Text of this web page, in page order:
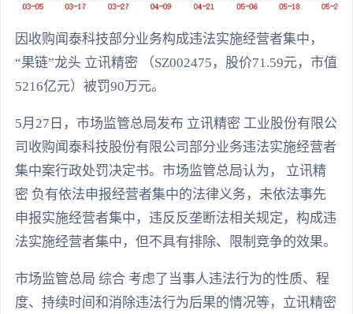
因收购闻泰科技部分业务构成违法实施经营者集中，
“果链”龙头 立讯精密 （SZ002475，股价71.59元，市值
5216亿元）被罚90万元。
5月27日，市场监管总局发布 立讯精密 工业股份有限公
司收购闻泰科技股份有限公司部分业务违法实施经营者
集中案行政处罚决定书。市场监管总局认为， 立讯精
密 负有依法申报经营者集中的法律义务，未依法事先
申报实施经营者集中，违反反垄断法相关规定，构成违
法实施经营者集中，但不具有排除、限制竞争的效果。
市场监管总局 综合 考虑了当事人违法行为的性质、程
度、持续时间和消除违法行为后果的情况等，立讯精密